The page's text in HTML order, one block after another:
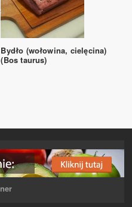
Bydło (wołowina, cielęcina)
(Bos taurus)